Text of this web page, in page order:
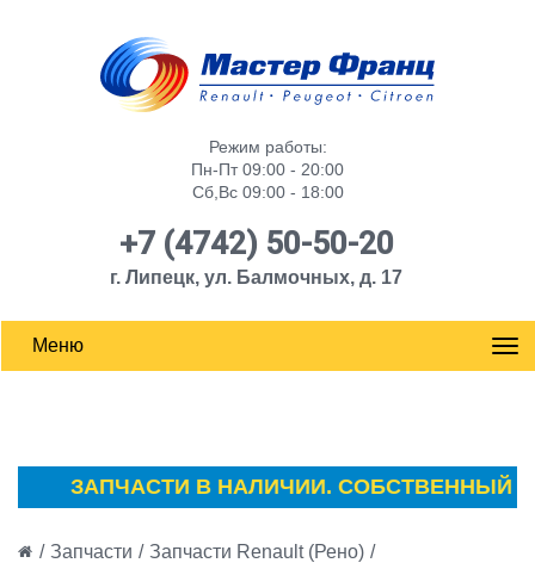
Режим работы:
Пн-Пт 09:00 - 20:00
Сб,Вс 09:00 - 18:00
+7 (4742) 50-50-20
г. Липецк, ул. Балмочных, д. 17
Меню
ЗАПЧАСТИ В НАЛИЧИИ. СОБСТВЕННЫЙ
/ Запчасти / Запчасти Renault (Рено) /